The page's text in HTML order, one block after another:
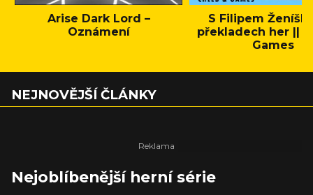
Arise Dark Lord –
Oznámení
S Filipem
překladech her ||
Games
NEJNOVĚJŠÍ ČLÁNKY
Nejoblíbenější herní série